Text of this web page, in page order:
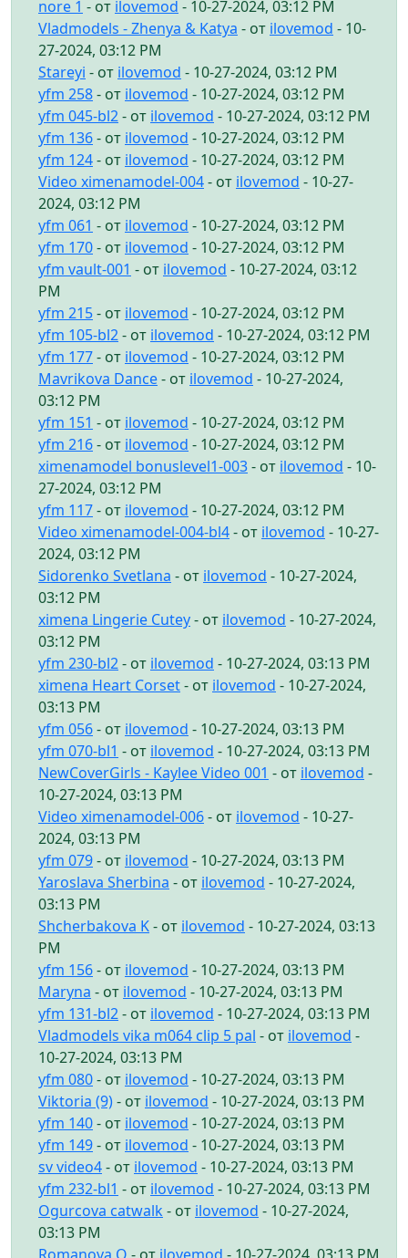
nore 1 - от ilovemod - 10-27-2024, 03:12 PM
Vladmodels - Zhenya & Katya - от ilovemod - 10-
27-2024, 03:12 PM
Stareyi - от ilovemod - 10-27-2024, 03:12 PM
yfm 258- от ilovemod - 10-27-2024, 03:12 PM
yfm 045-bl2- от ilovemod - 10-27-2024, 03:12 PM
yfm 136- от ilovemod - 10-27-2024, 03:12 PM
yfm 124- от ilovemod - 10-27-2024, 03:12 PM
Video ximenamodel-004- от ilovemod - 10-27-
2024, 03:12 PM
yfm 061 - от ilovemod - 10-27-2024, 03:12 PM
yfm 170- от ilovemod - 10-27-2024, 03:12 PM
yfm vault-001 - от ilovemod - 10-27-2024, 03:12
PM
yfm 215- от ilovemod - 10-27-2024, 03:12 PM
yfm 105-bl2- от ilovemod - 10-27-2024, 03:12 PM
yfm 177- от ilovemod - 10-27-2024, 03:12 PM
Mavrikova Dance- от ilovemod - 10-27-2024,
03:12 PM
yfm 151 - от ilovemod - 10-27-2024, 03:12 PM
yfm 216- от ilovemod - 10-27-2024, 03:12 PM
ximenamodel bonuslevel1-003- от ilovemod - 10-
27-2024, 03:12 PM
yfm 117- от ilovemod - 10-27-2024, 03:12 PM
Video ximenamodel-004-bl4- от ilovemod - 10-27-
2024, 03:12 PM
Sidorenko Svetlana - от ilovemod - 10-27-2024,
03:12 PM
ximena Lingerie Cutey- от ilovemod - 10-27-2024,
03:12 PM
yfm 230-bl2- от ilovemod - 10-27-2024, 03:13 PM
ximena Heart Corset- от ilovemod - 10-27-2024,
03:13 PM
yfm 056- от ilovemod - 10-27-2024, 03:13 PM
yfm 070-bl1 - от ilovemod - 10-27-2024, 03:13 PM
NewCoverGirls - Kaylee Video 001 - от ilovemod -
10-27-2024, 03:13 PM
Video ximenamodel-006- от ilovemod - 10-27-
2024, 03:13 PM
yfm 079- от ilovemod - 10-27-2024, 03:13 PM
Yaroslava Sherbina - от ilovemod - 10-27-2024,
03:13 PM
Shcherbakova K- от ilovemod - 10-27-2024, 03:13
PM
yfm 156- от ilovemod - 10-27-2024, 03:13 PM
Maryna - от ilovemod - 10-27-2024, 03:13 PM
yfm 131-bl2- от ilovemod - 10-27-2024, 03:13 PM
Vladmodels vika m064 clip 5 pal - от ilovemod -
10-27-2024, 03:13 PM
yfm 080- от ilovemod - 10-27-2024, 03:13 PM
Viktoria (9)- от ilovemod - 10-27-2024, 03:13 PM
yfm 140- от ilovemod - 10-27-2024, 03:13 PM
yfm 149- от ilovemod - 10-27-2024, 03:13 PM
sv video4- от ilovemod - 10-27-2024, 03:13 PM
yfm 232-bl1 - от ilovemod - 10-27-2024, 03:13 PM
Ogurcova catwalk - от ilovemod - 10-27-2024,
03:13 PM
Romanova O - от ilovemod - 10-27-2024, 03:13 PM